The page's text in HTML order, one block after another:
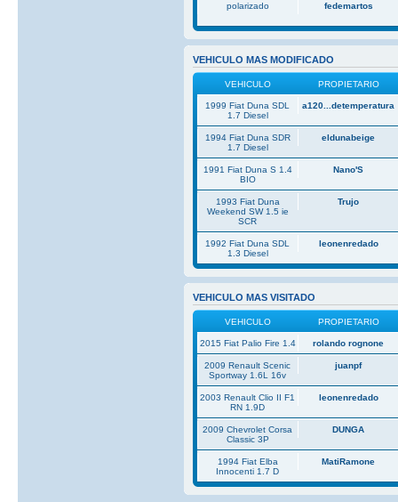
polarizado fedemartos
VEHICULO MAS MODIFICADO
VEHICULO PROPIETARIO
1999 Fiat Duna SDL
1.7 Diesel
a120...detemperatura
1994 Fiat Duna SDR
1.7 Diesel
eldunabeige
1991 Fiat Duna S 1.4
BIO
Nano'S
1993 Fiat Duna
Weekend SW 1.5 ie
SCR
Trujo
1992 Fiat Duna SDL
1.3 Diesel
leonenredado
VEHICULO MAS VISITADO
VEHICULO PROPIETARIO
2015 Fiat Palio Fire 1.4 rolando rognone
2009 Renault Scenic
Sportway 1.6L 16v
juanpf
2003 Renault Clio II F1
RN 1.9D
leonenredado
2009 Chevrolet Corsa
Classic 3P
DUNGA
1994 Fiat Elba
Innocenti 1.7 D
MatiRamone